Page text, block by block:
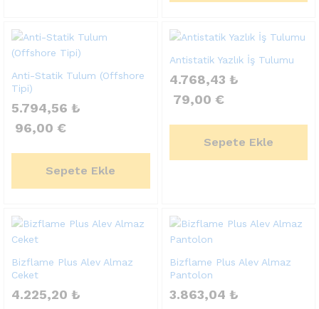
Anti-Statik Tulum (Offshore
Tipi)
5.794,56 ₺
96,00 €
Sepete Ekle
Antistatik Yazlık İş Tulumu
4.768,43 ₺
79,00 €
Sepete Ekle
Bizflame Plus Alev Almaz
Ceket
4.225,20 ₺
Bizflame Plus Alev Almaz
Pantolon
3.863,04 ₺